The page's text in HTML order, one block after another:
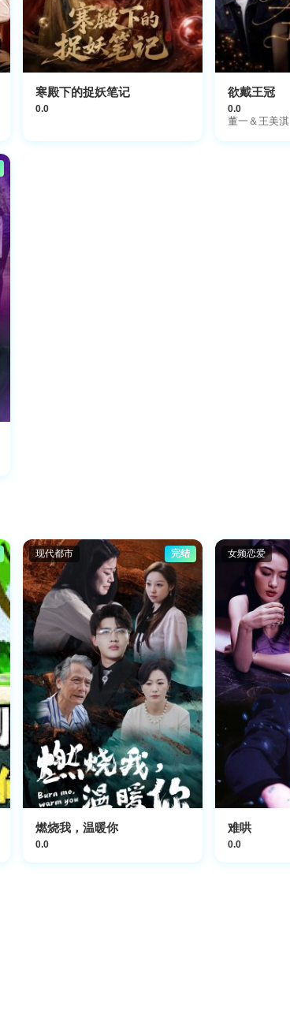
寒殿下的捉妖笔记
0.0
欲戴王冠
0.0
董一＆王美淇
现代都市 完结
燃烧我，温暖你
0.0
女频恋爱
难哄
0.0